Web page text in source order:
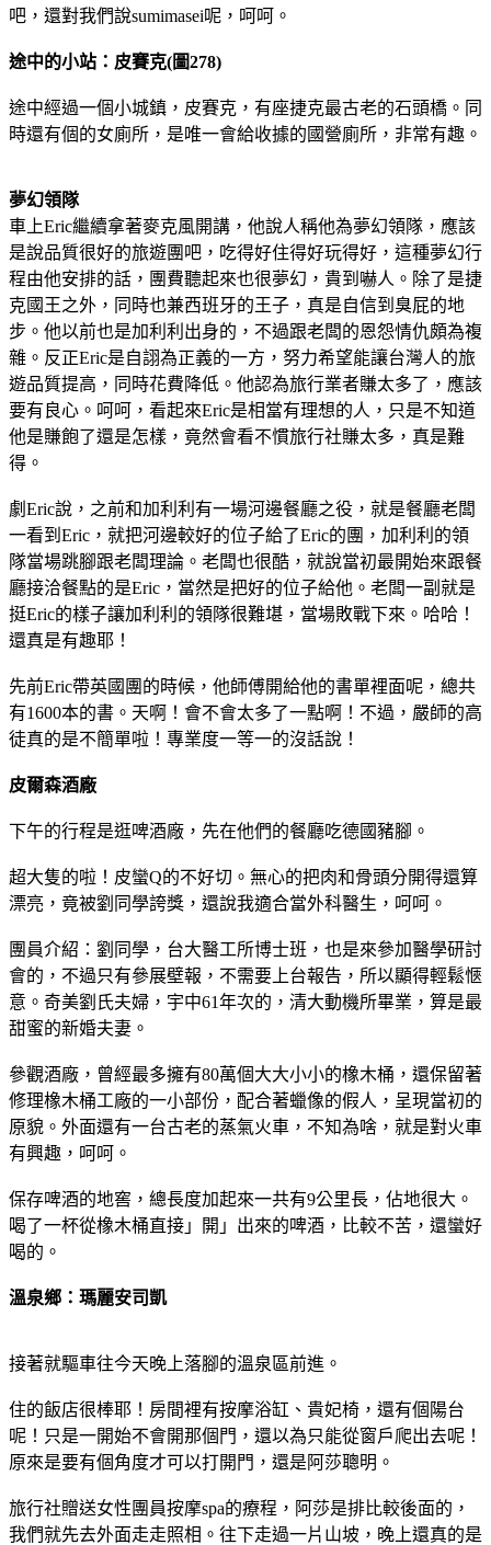
吧，還對我們說sumimasei呢，呵呵。
途中的小站：皮賽克(圖278)
途中經過一個小城鎮，皮賽克，有座捷克最古老的石頭橋。同
時還有個的女廁所，是唯一會給收據的國營廁所，非常有趣。
夢幻領隊
車上Eric繼續拿著麥克風開講，他說人稱他為夢幻領隊，應該
是說品質很好的旅遊團吧，吃得好住得好玩得好，這種夢幻行
程由他安排的話，團費聽起來也很夢幻，貴到嚇人。除了是捷
克國王之外，同時也兼西班牙的王子，真是自信到臭屁的地
步。他以前也是加利利出身的，不過跟老闆的恩怨情仇頗為複
雜。反正Eric是自詡為正義的一方，努力希望能讓台灣人的旅
遊品質提高，同時花費降低。他認為旅行業者賺太多了，應該
要有良心。呵呵，看起來Eric是相當有理想的人，只是不知道
他是賺飽了還是怎樣，竟然會看不慣旅行社賺太多，真是難
得。
劇Eric說，之前和加利利有一場河邊餐廳之役，就是餐廳老闆
一看到Eric，就把河邊較好的位子給了Eric的團，加利利的領
隊當場跳腳跟老闆理論。老闆也很酷，就說當初最開始來跟餐
廳接洽餐點的是Eric，當然是把好的位子給他。老闆一副就是
挺Eric的樣子讓加利利的領隊很難堪，當場敗戰下來。哈哈！
還真是有趣耶！
先前Eric帶英國團的時候，他師傅開給他的書單裡面呢，總共
有1600本的書。天啊！會不會太多了一點啊！不過，嚴師的高
徒真的是不簡單啦！專業度一等一的沒話說！
皮爾森酒廠
下午的行程是逛啤酒廠，先在他們的餐廳吃德國豬腳。
超大隻的啦！皮蠻Q的不好切。無心的把肉和骨頭分開得還算
漂亮，竟被劉同學誇獎，還說我適合當外科醫生，呵呵。
團員介紹：劉同學，台大醫工所博士班，也是來參加醫學研討
會的，不過只有參展壁報，不需要上台報告，所以顯得輕鬆愜
意。奇美劉氏夫婦，宇中61年次的，清大動機所畢業，算是最
甜蜜的新婚夫妻。
參觀酒廠，曾經最多擁有80萬個大大小小的橡木桶，還保留著
修理橡木桶工廠的一小部份，配合著蠟像的假人，呈現當初的
原貌。外面還有一台古老的蒸氣火車，不知為啥，就是對火車
有興趣，呵呵。
保存啤酒的地窖，總長度加起來一共有9公里長，佔地很大。
喝了一杯從橡木桶直接」開」出來的啤酒，比較不苦，還蠻好
喝的。
溫泉鄉：瑪麗安司凱
接著就驅車往今天晚上落腳的溫泉區前進。
住的飯店很棒耶！房間裡有按摩浴缸、貴妃椅，還有個陽台
呢！只是一開始不會開那個門，還以為只能從窗戶爬出去呢！
原來是要有個角度才可以打開門，還是阿莎聰明。
旅行社贈送女性團員按摩spa的療程，阿莎是排比較後面的，
我們就先去外面走走照相。往下走過一片山坡，晚上還真的是